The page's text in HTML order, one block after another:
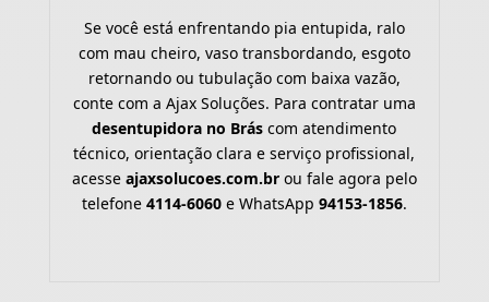
Se você está enfrentando pia entupida, ralo
com mau cheiro, vaso transbordando, esgoto
retornando ou tubulação com baixa vazão,
conte com a Ajax Soluções. Para contratar uma
desentupidora no Brás com atendimento
técnico, orientação clara e serviço profissional,
acesse ajaxsolucoes.com.brou fale agora pelo
telefone 4114-6060e WhatsApp 94153-1856.